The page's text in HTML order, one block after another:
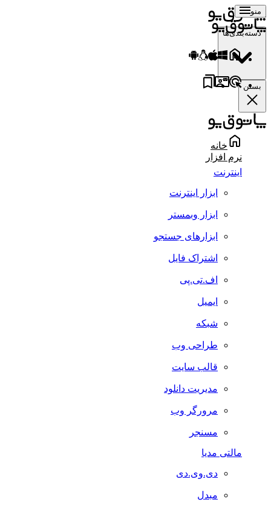
منو
دسته‌بندی‌ها
بستن
خانه
نرم افزار
اینترنت
ابزار اینترنت
ابزار وبمستر
ابزارهای جستجو
اشتراک فایل
اف.تی.پی
ایمیل
شبکه
طراحی وب
قالب سایت
مدیریت دانلود
مرورگر وب
مسنجر
مالتی مدیا
دی.وی.دی
مبدل